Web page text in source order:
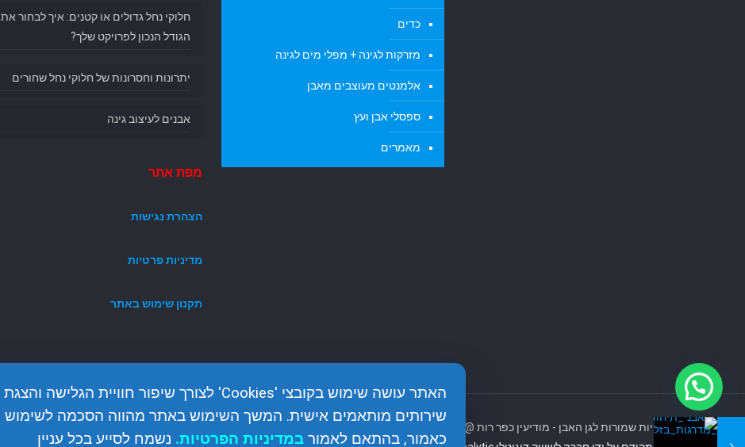
כדים
מזרקות לגינה + מפלי מים לגינה
אלמנטים מעוצבים מאבן
ספסלי אבן ועץ
מאמרים
חלוקי נחל גדולים או קטנים: איך לבחור את
הגודל הנכון לפרויקט שלך?
יתרונות וחסרונות של חלוקי נחל שחורים
אבנים לעיצוב גינה
מפת אתר
הצהרת נגישות
מדיניות פרטיות
תקנון שימוש באתר
כל הזכויות שמורות לגן האבן - מודיעין כפר רות @2017
האתר עושה שימוש בקובצי 'Cookies' לצורך שיפור חוויית הגלישה והצגת
שירותים מותאמים אישית. המשך השימוש באתר מהווה הסכמה לשימוש
כאמור, בהתאם לאמור במדיניות הפרטיות. נשמח לסייע בכל עניין